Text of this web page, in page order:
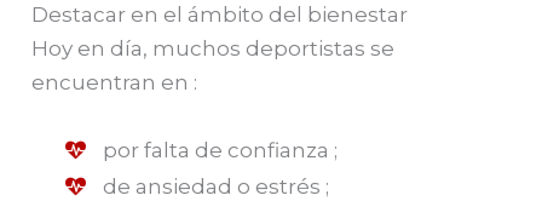
Destacar en el ámbito del bienestar
Hoy en día, muchos deportistas se
encuentran en :
por falta de confianza ;
de ansiedad o estrés ;